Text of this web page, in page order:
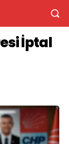
İptal